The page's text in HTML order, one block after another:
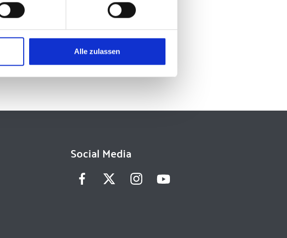
Alle zulassen
in unseren BereichMinistrantenarbeit
Social Media